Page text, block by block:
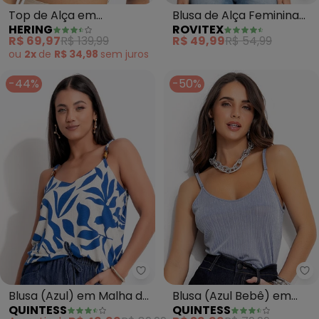
Top de Alça em
Malha(Azul)
HERING
R$ 69,97R$ 139,99
ou 2x de R$ 34,98 sem juros
Blusa de Alça Feminina
Ribana Canelada (Azul)
ROVITEX
R$ 49,99R$ 54,99
-44%
Quintess - Blusa (Azul) em
Blusa (Azul) em Malha de
Viscose
QUINTESS
-50%
Blusa (Azul Bebê) em
Malha Plissada
QUINTESS